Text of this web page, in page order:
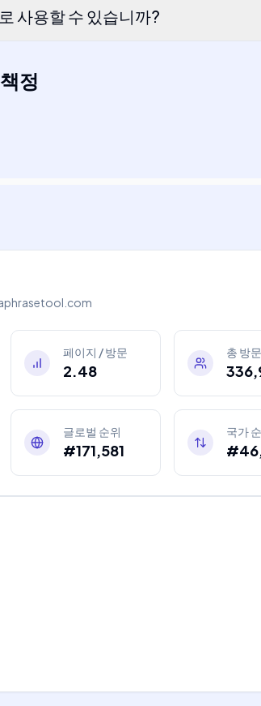
사용할 수 있습니까?
정
페이지 / 방문
2.48
총 방
글로벌 순위
#171,581
국가